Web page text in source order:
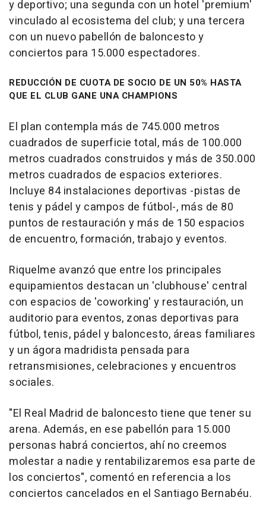
y deportivo; una segunda con un hotel 'premium'
vinculado al ecosistema del club; y una tercera
con un nuevo pabellón de baloncesto y
conciertos para 15.000 espectadores.
REDUCCIÓN DE CUOTA DE SOCIO DE UN 50% HASTA
QUE EL CLUB GANE UNA CHAMPIONS
El plan contempla más de 745.000 metros
cuadrados de superficie total, más de 100.000
metros cuadrados construidos y más de 350.000
metros cuadrados de espacios exteriores.
Incluye 84 instalaciones deportivas -pistas de
tenis y pádel y campos de fútbol-, más de 80
puntos de restauración y más de 150 espacios
de encuentro, formación, trabajo y eventos.
Riquelme avanzó que entre los principales
equipamientos destacan un 'clubhouse' central
con espacios de 'coworking' y restauración, un
auditorio para eventos, zonas deportivas para
fútbol, tenis, pádel y baloncesto, áreas familiares
y un ágora madridista pensada para
retransmisiones, celebraciones y encuentros
sociales.
"El Real Madrid de baloncesto tiene que tener su
arena. Además, en ese pabellón para 15.000
personas habrá conciertos, ahí no creemos
molestar a nadie y rentabilizaremos esa parte de
los conciertos", comentó en referencia a los
conciertos cancelados en el Santiago Bernabéu.